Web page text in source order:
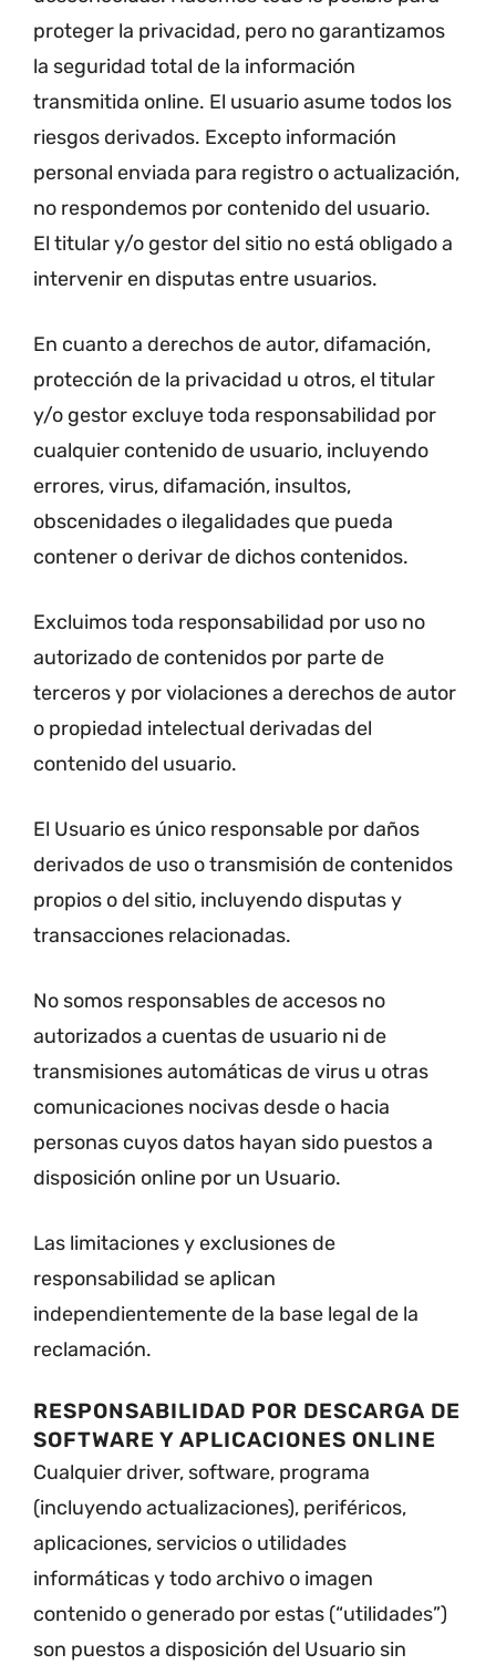
proteger la privacidad, pero no garantizamos
la seguridad total de la información
transmitida online. El usuario asume todos los
riesgos derivados. Excepto información
personal enviada para registro o actualización,
no respondemos por contenido del usuario.
El titular y/o gestor del sitio no está obligado a
intervenir en disputas entre usuarios.
En cuanto a derechos de autor, difamación,
protección de la privacidad u otros, el titular
y/o gestor excluye toda responsabilidad por
cualquier contenido de usuario, incluyendo
errores, virus, difamación, insultos,
obscenidades o ilegalidades que pueda
contener o derivar de dichos contenidos.
Excluimos toda responsabilidad por uso no
autorizado de contenidos por parte de
terceros y por violaciones a derechos de autor
o propiedad intelectual derivadas del
contenido del usuario.
El Usuario es único responsable por daños
derivados de uso o transmisión de contenidos
propios o del sitio, incluyendo disputas y
transacciones relacionadas.
No somos responsables de accesos no
autorizados a cuentas de usuario ni de
transmisiones automáticas de virus u otras
comunicaciones nocivas desde o hacia
personas cuyos datos hayan sido puestos a
disposición online por un Usuario.
Las limitaciones y exclusiones de
responsabilidad se aplican
independientemente de la base legal de la
reclamación.
RESPONSABILIDAD POR DESCARGA DE
SOFTWARE Y APLICACIONES ONLINE
Cualquier driver, software, programa
(incluyendo actualizaciones), periféricos,
aplicaciones, servicios o utilidades
informáticas y todo archivo o imagen
contenido o generado por estas (“utilidades”)
son puestos a disposición del Usuario sin